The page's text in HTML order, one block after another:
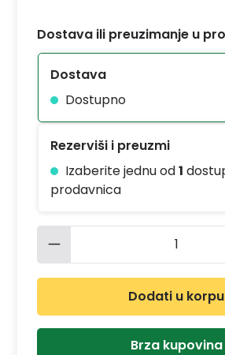
Dostava ili preuzimanje u
Dostava
Dostupno
Rezerviši i preuzmi
Izaberite jednu od1
prodavnica
Količina proizvoda:
Dodati u korpu
Brza kupovina